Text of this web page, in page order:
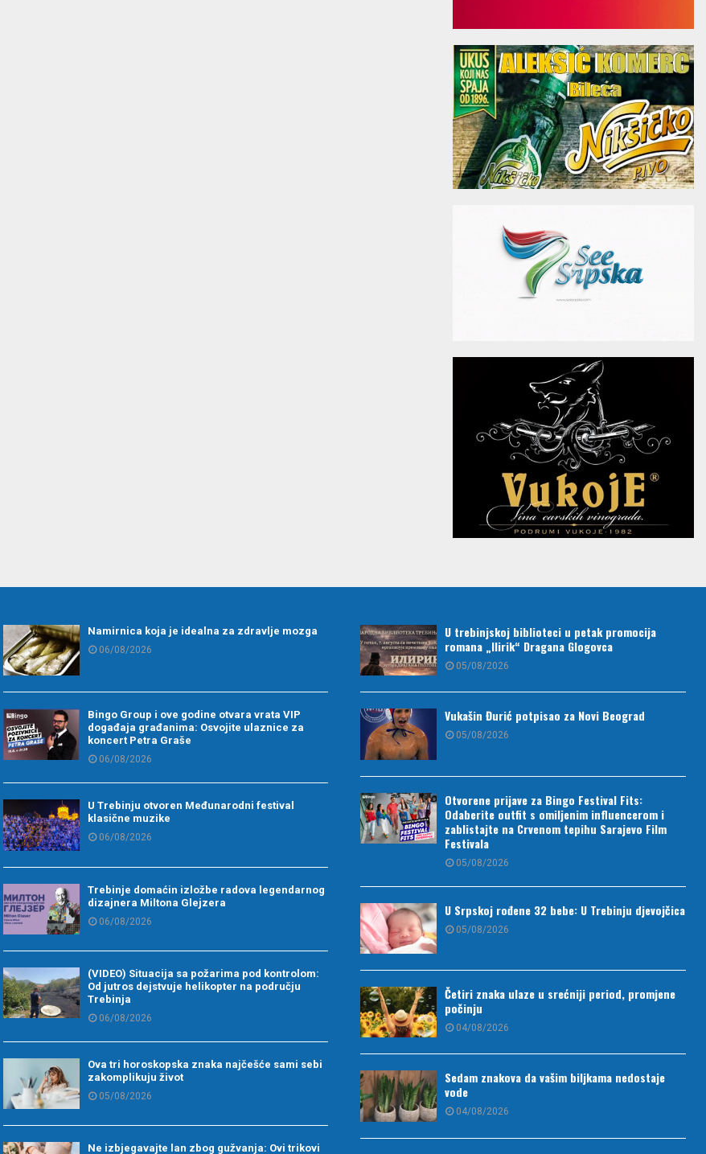
Namirnica koja je idealna za zdravlje mozga
06/08/2026
Bingo Group i ove godine otvara vrata VIP
događaja građanima: Osvojite ulaznice za
koncert Petra Graše
06/08/2026
U Trebinju otvoren Međunarodni festival
klasične muzike
06/08/2026
Trebinje domaćin izložbe radova legendarnog
dizajnera Miltona Glejzera
06/08/2026
(VIDEO) Situacija sa požarima pod kontrolom:
Od jutros dejstvuje helikopter na području
Trebinja
06/08/2026
Ova tri horoskopska znaka najčešće sami sebi
zakomplikuju život
05/08/2026
Ne izbjegavajte lan zbog gužvanja: Ovi trikovi
U trebinjskoj biblioteci u petak promocija
romana „Ilirik“ Dragana Glogovca
05/08/2026
Vukašin Đurić potpisao za Novi Beograd
05/08/2026
Otvorene prijave za Bingo Festival Fits:
Odaberite outfit s omiljenim influencerom i
zablistajte na Crvenom tepihu Sarajevo Film
Festivala
05/08/2026
U Srpskoj rođene 32 bebe: U Trebinju djevojčica
05/08/2026
Četiri znaka ulaze u srećniji period, promjene
počinju
04/08/2026
Sedam znakova da vašim biljkama nedostaje
vode
04/08/2026